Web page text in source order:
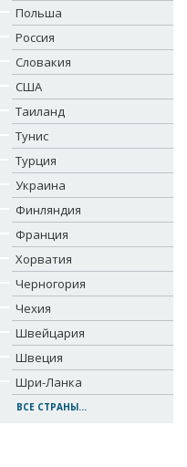
Польша
Россия
Словакия
США
Таиланд
Тунис
Турция
Украина
Финляндия
Франция
Хорватия
Черногория
Чехия
Швейцария
Швеция
Шри-Ланка
ВСЕ СТРАНЫ...